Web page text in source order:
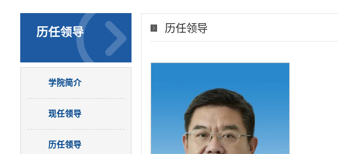
历任领导
学院简介
现任领导
历任领导
历任领导